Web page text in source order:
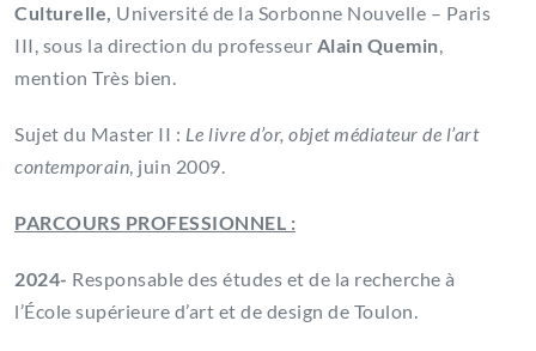
Culturelle, Université de la Sorbonne Nouvelle – Paris
III, sous la direction du professeur Alain Quemin,
mention Très bien.
Sujet du Master II : Le livre d’or, objet médiateur de l’art
contemporain, juin 2009.
PARCOURS PROFESSIONNEL :
2024- Responsable des études et de la recherche à
l’École supérieure d’art et de design de Toulon.